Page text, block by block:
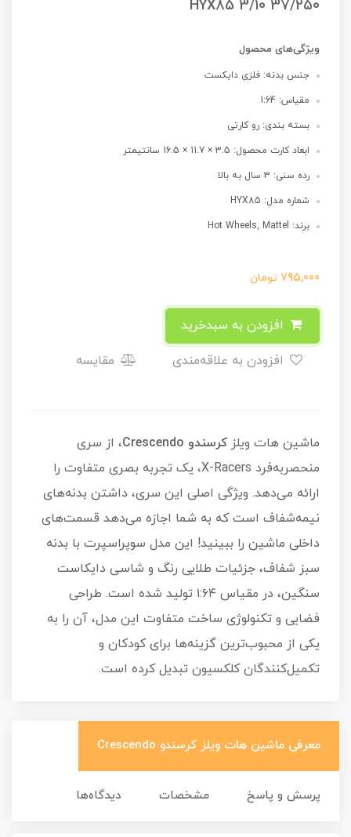
HYX85 3/10 37/250
ویژگی‌های محصول
جنس بدنه: فلزی دایکست
مقیاس: 1:64
بسته بندی: رو کارتی
ابعاد کارت محصول: 3.5 × 11.7 × 16.5 سانتیمتر
رده سنی: 3 سال به بالا
شماره مدل: HYX85
برند: Hot Wheels, Mattel
795,000 تومان
مقایسه
ماشین هات ویلز کرسندو
، از سری
منحصر‌به‌فرد X-Racers، یک تجربه بصری متفاوت را
ارائه می‌دهد. ویژگی اصلی این سری، داشتن بدنه‌های
نیمه‌شفاف است که به شما اجازه می‌دهد قسمت‌های
داخلی ماشین را ببینید! این مدل سوپراسپرت با بدنه
سبز شفاف، جزئیات طلایی رنگ و شاسی دایکاست
سنگین، در مقیاس ۱:۶۴ تولید شده است. طراحی
فضایی و تکنولوژی ساخت متفاوت این مدل، آن را به
یکی از محبوب‌ترین گزینه‌ها برای کودکان و
تکمیل‌کنندگان کلکسیون تبدیل کرده است.
معرفی ماشین هات ویلز کرسندو Crescendo
پرسش و پاسخ مشخصات دیدگاه‌ها